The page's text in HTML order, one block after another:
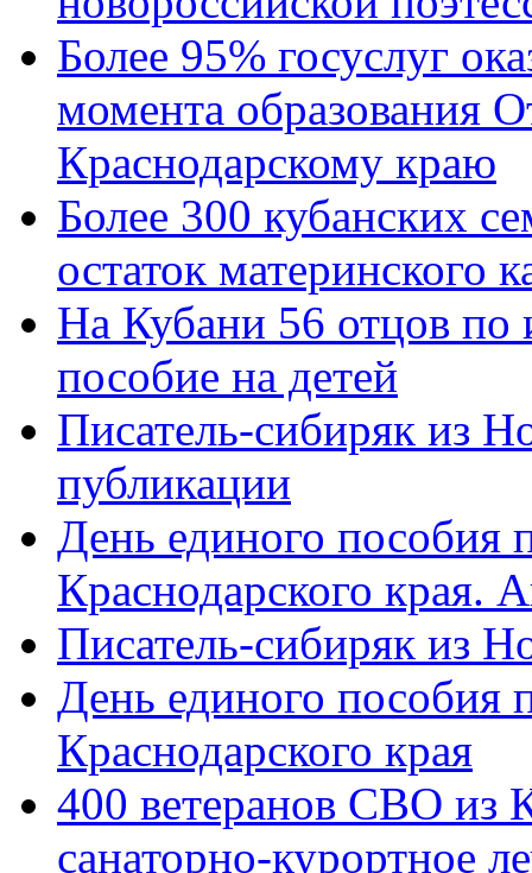
Более 95% госуслуг
момента образования
Краснодарскому краю
Более 300 кубанских
остаток материнского
На Кубани 56 отцов по
пособие на детей
Писатель-сибиряк из
публикации
День единого пособия
Краснодарского края.
Писатель-сибиряк из
День единого пособия
Краснодарского края
400 ветеранов СВО из
санаторно-курортное